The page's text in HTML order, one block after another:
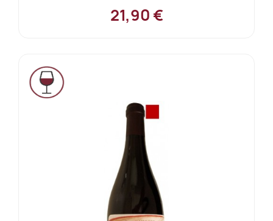
21,90 €